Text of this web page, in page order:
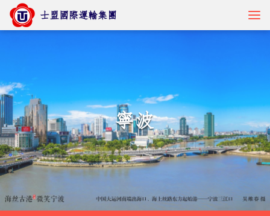
士盟國際運輸集團
核心服務
產業解決方案
寧波